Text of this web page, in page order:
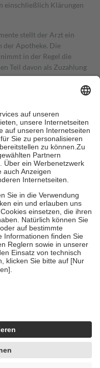
einschließlich Klärungen
stellt der Arzt ein
der Apotheke. Die
in der Regel die
Teil davon als Zuzahlung
in Höhe von zehn
mehr als die tatsächlichen
für Online-Apotheken.
beträgt die
zehn Euro je
ihre eigene Gesundheit zu
Familie zu unterstützen,
18. Lebensjahr
die von der
um echte Bewertungen
4419944605341
Zuhilfenahme künstlicher